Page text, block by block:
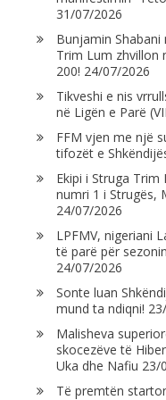
31/07/2026
Bunjamin Shabani
Trim Lum zhvillon
200! 24/07/2026
Tikveshi e nis
në Ligën e Parë
FFM vjen me një
tifozët e
Ekipi i Struga
numri 1 i Strugës,
24/07/2026
LPFMV, nigeriani
të parë për
24/07/2026
Sonte luan
mund ta ndiqni!
Malisheva
skocezëve të
Uka dhe Nafiu 23/
Të premtën